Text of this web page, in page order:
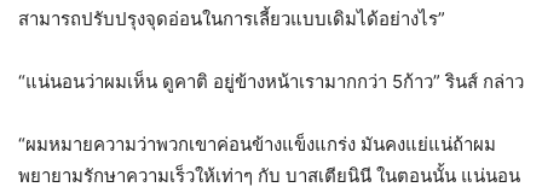
สามารถปรับปรุงจุดอ่อนในการเลี้ยวแบบเดิมได้อย่างไร”
“แน่นอนว่าผมเห็น ดูคาติ อยู่ข้างหน้าเรามากกว่า 5ก้าว” รินส์ กล่าว
“ผมหมายความว่าพวกเขาค่อนข้างแข็งแกร่ง มันคงแย่แน่ถ้าผม
พยายามรักษาความเร็วให้เท่าๆ กับ บาสเตียนินี ในตอนนั้น แน่นอน